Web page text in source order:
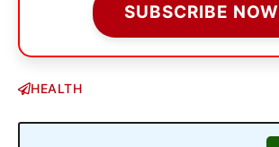
SUBSCRIBE NOW
HEALTH